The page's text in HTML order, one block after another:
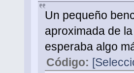
Un pequeño
aproximada de
esperaba algo
Código: